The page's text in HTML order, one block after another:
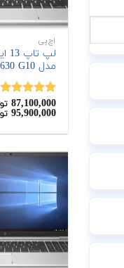
اچ‌پی
مدل EliteBook 630 G10
نمره5.00
از 5
87,100,000
95,900,000